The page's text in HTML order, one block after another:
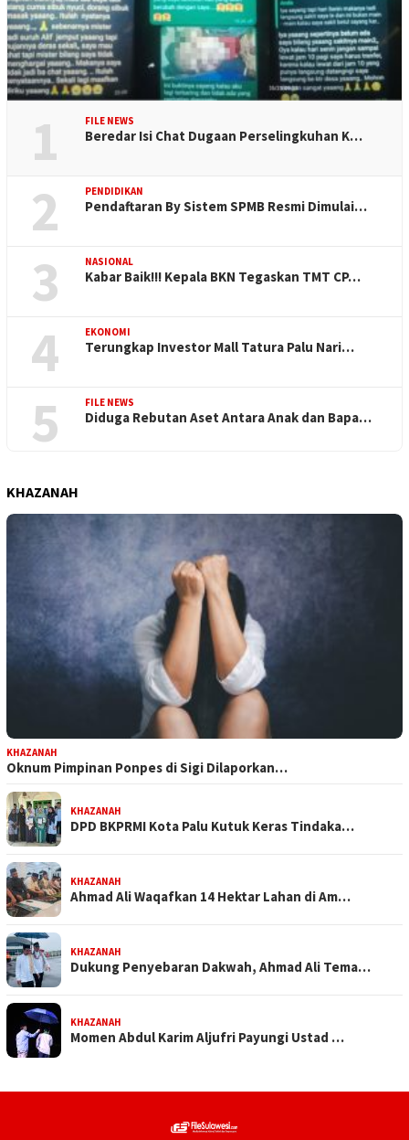
1 FILE NEWS
Beredar Isi Chat Dugaan Perselingkuhan K…
2 PENDIDIKAN
Pendaftaran By Sistem SPMB Resmi Dimulai…
3 NASIONAL
Kabar Baik!!! Kepala BKN Tegaskan TMT CP…
4 EKONOMI
Terungkap Investor Mall Tatura Palu Nari…
5 FILE NEWS
Diduga Rebutan Aset Antara Anak dan Bapa…
KHAZANAH
KHAZANAH
Oknum Pimpinan Ponpes di Sigi Dilaporkan…
KHAZANAH
DPD BKPRMI Kota Palu Kutuk Keras Tindaka…
KHAZANAH
Ahmad Ali Waqafkan 14 Hektar Lahan di Am…
KHAZANAH
Dukung Penyebaran Dakwah, Ahmad Ali Tema…
KHAZANAH
Momen Abdul Karim Aljufri Payungi Ustad …